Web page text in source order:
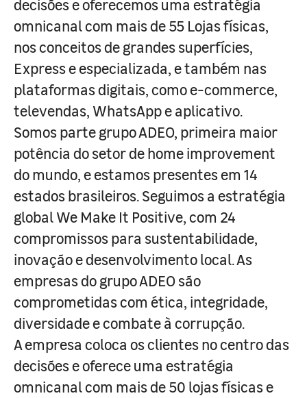
decisões e oferecemos uma estratégia
omnicanal com mais de 55 Lojas físicas,
nos conceitos de grandes superfícies,
Express e especializada, e também nas
plataformas digitais, como e-commerce,
televendas, WhatsApp e aplicativo.
Somos parte grupo ADEO, primeira maior
potência do setor de home improvement
do mundo, e estamos presentes em 14
estados brasileiros. Seguimos a estratégia
global We Make It Positive, com 24
compromissos para sustentabilidade,
inovação e desenvolvimento local. As
empresas do grupo ADEO são
comprometidas com ética, integridade,
diversidade e combate à corrupção.
A empresa coloca os clientes no centro das
decisões e oferece uma estratégia
omnicanal com mais de 50 lojas físicas e